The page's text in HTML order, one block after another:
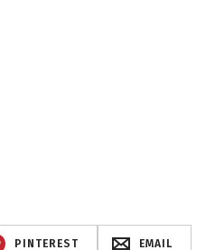
PINTEREST EMAIL